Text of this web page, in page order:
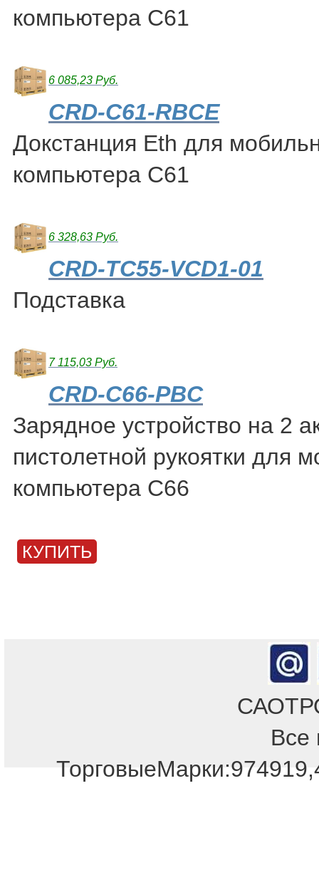
компьютера С61
6 085,23 Руб.
CRD-C61-RBCE
Докстанция Eth для
компьютера C61
6 328,63 Руб.
CRD-TC55-VCD1-01
Подставка
7 115,03 Руб.
CRD-C66-PBC
Зарядное устройство на 2
пистолетной рукоятки для
компьютера С66
КУПИТЬ
Все